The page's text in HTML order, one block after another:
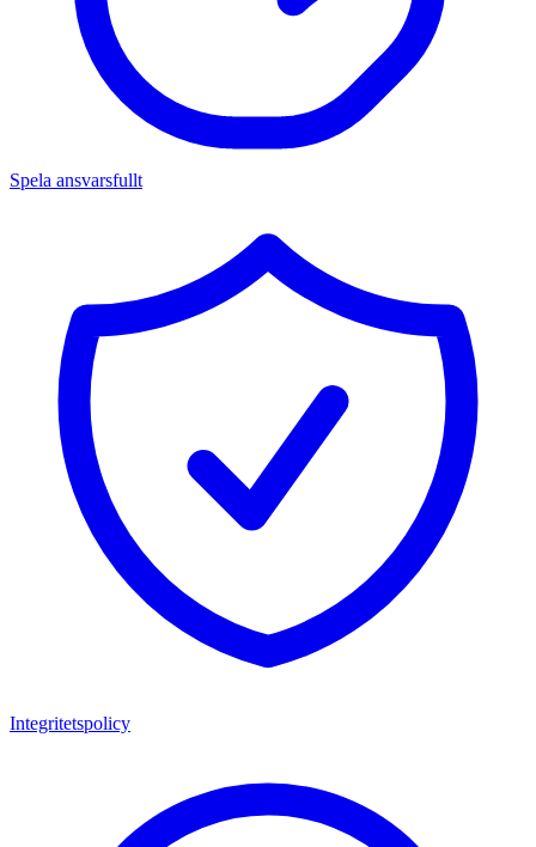
Spela ansvarsfullt
Integritetspolicy